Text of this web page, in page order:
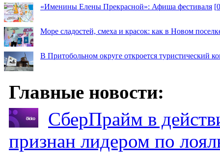
«Именины Елены Прекрасной»: Афиша фестиваля [0
Море сладостей, смеха и красок: как в Новом
В Притобольном округе откроется туристический
Главные новости:
СберПрайм в
признан лидером по